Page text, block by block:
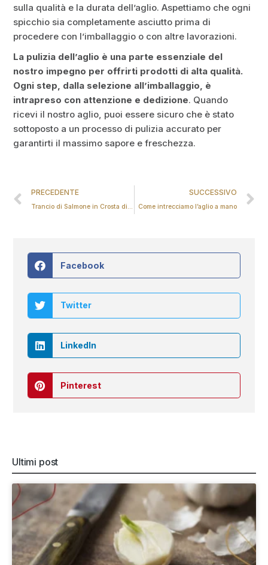
sulla qualità e la durata dell’aglio. Aspettiamo che ogni
spicchio sia completamente asciutto prima di
procedere con l’imballaggio o con altre lavorazioni.
La pulizia dell’aglio è una parte essenziale del
nostro impegno per offrirti prodotti di alta qualità.
Ogni step, dalla selezione all’imballaggio, è
intrapreso con attenzione e dedizione. Quando
ricevi il nostro aglio, puoi essere sicuro che è stato
sottoposto a un processo di pulizia accurato per
garantirti il massimo sapore e freschezza.
PRECEDENTE
Trancio di Salmone in Crosta di Pistacchi
SUCCESSIVO
Come intrecciamo l’aglio a mano
Facebook
Twitter
LinkedIn
Pinterest
Ultimi post